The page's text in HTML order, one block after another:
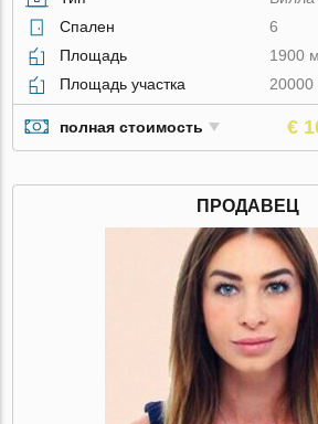
Спален
6
Площадь
1900
Площадь участка
20000
полная стоимость €
ПРОДАВЕЦ